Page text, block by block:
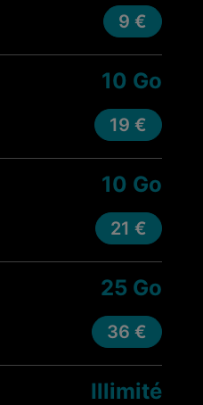
9 €
10 Go
19 €
10 Go
21 €
25 Go
36 €
Illimité